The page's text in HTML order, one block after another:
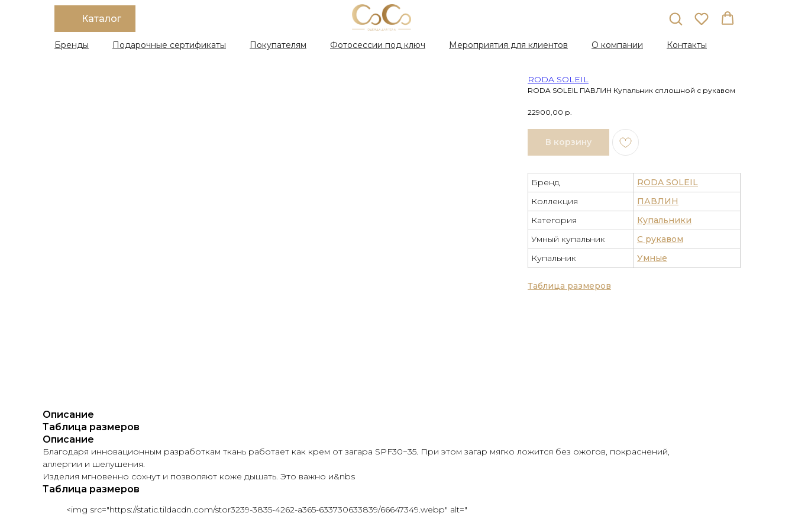
Каталог
Бренды Подарочные сертификаты Покупателям Фотосессии под ключ Мероприятия для клиентов О компании Контакты
RODA SOLEIL ПАВЛИН Купальник сплошной с рукавом
RODA SOLEIL
22900,00 р.
В корзину
Таблица размеров
Бренд
RODA SOLEIL
Коллекция
ПАВЛИН
Категория
Купальники
Умный купальник
С рукавом
Купальник
Умные
Описание
Таблица размеров
Описание
Благодаря инновационным разработкам ткань работает как крем от загара SPF30−35. При этом загар мягко ложится без ожогов, покраснений,
аллергии и шелушения.
Изделия мгновенно сохнут и позволяют коже дышать. Это важно и&nbs
Таблица размеров
<img src="https://static.tildacdn.com/stor3239-3835-4262-a365-633730633839/66647349.webp" alt="